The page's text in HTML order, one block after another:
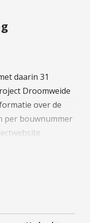
daarin 31
Droomweide
over de
per bouwnummer
een praatje met